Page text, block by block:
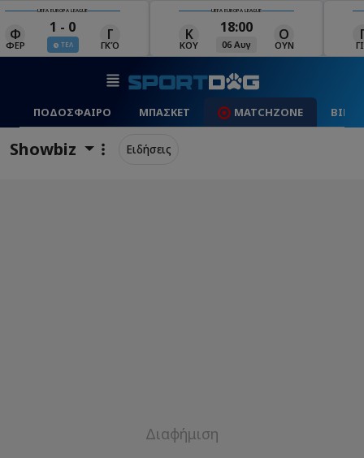
UEFA EUROPA LEAGUE
Κ
ΚΟΥ
18:00
06 Αυγ
Ο
ΟΥΝ
UEFA EUROPA LEAGUE
Γ
ΓΙΑ
19:00
06 Αυγ
Ρ
ΡΈΙ
Μ
ΠΟΔΟΣΦΑΙΡΟ ΜΠΑΣΚΕΤ MATCHZONE
Showbiz Ειδήσεις